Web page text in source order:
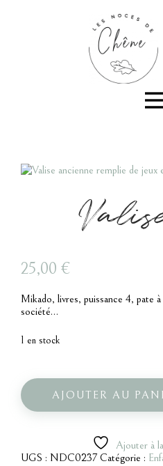
25,00 €
Mikado, livres, puissance 4, pate
société…
1 en stock
de
Valise
jeux
AJOUTER AU
Ajouter à
UGS : NDC0237 Catégorie :